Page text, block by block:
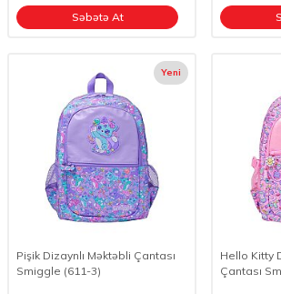
Səbətə At
Yeni
Pişik Dizaynlı Məktəbli Çantası
Smiggle (611-3)
Hello Kitty
Çantası